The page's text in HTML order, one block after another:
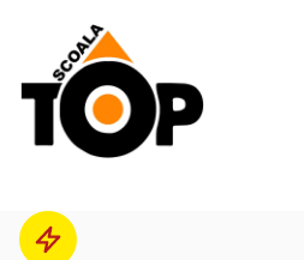
Scoala de Soferi TOP navigation